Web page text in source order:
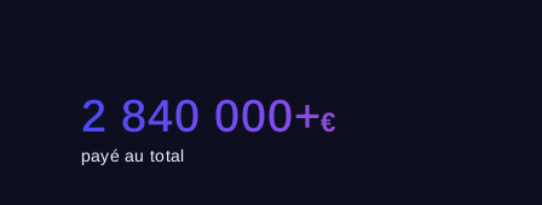
2 840 000+€
payé au total